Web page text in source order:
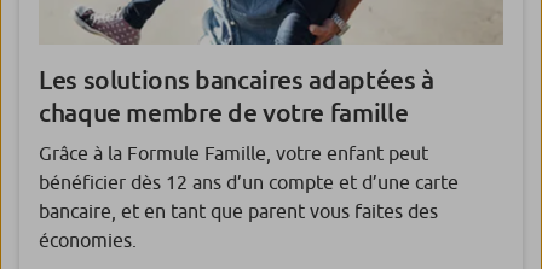
Les solutions bancaires adaptées à
chaque membre de votre famille
Grâce à la Formule Famille, votre enfant peut
bénéficier dès 12 ans d’un compte et d’une carte
bancaire, et en tant que parent vous faites des
économies.